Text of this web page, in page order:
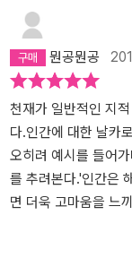
뭔공뭔공
천재가 일반적인 지
다.인간에 대한 날카
오히려 예시를 들어
를 추려본다.'인간은
면 더욱 고마움을 느
존재이다.''사람은 두